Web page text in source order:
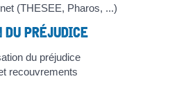
(THESEE, Pharos, ...)
PRÉJUDICE
du préjudice
recouvrements